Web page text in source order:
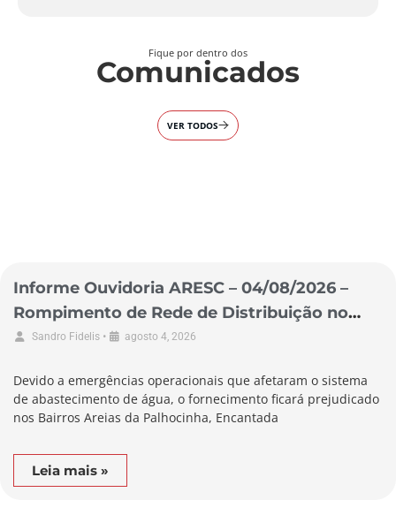
Fique por dentro dos
Comunicados
VER TODOS
Informe Ouvidoria ARESC – 04/08/2026 –
Rompimento de Rede de Distribuição no
Município de Garopaba
Sandro Fidelis • agosto 4, 2026
Devido a emergências operacionais que afetaram o sistema
de abastecimento de água, o fornecimento ficará prejudicado
nos Bairros Areias da Palhocinha, Encantada
Leia mais »